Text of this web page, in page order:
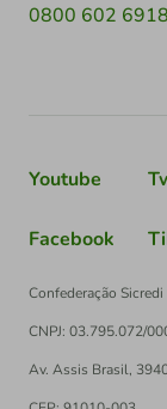
0800 602 6918
Youtube
Facebook
Confederação Sicredi
CNPJ: 03.795.072/
Av. Assis Brasil,